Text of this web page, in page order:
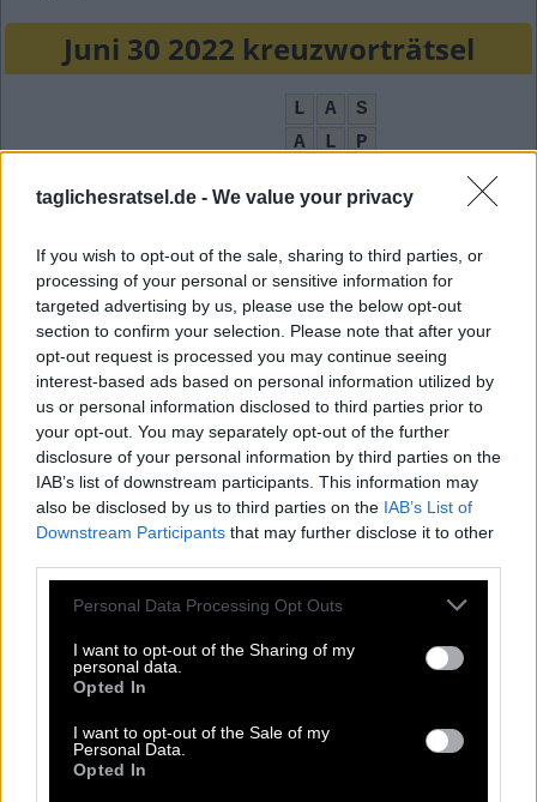
taglichesratsel.de - We value your privacy
If you wish to opt-out of the sale, sharing to third parties, or
processing of your personal or sensitive information for
targeted advertising by us, please use the below opt-out
section to confirm your selection. Please note that after your
opt-out request is processed you may continue seeing
interest-based ads based on personal information utilized by
us or personal information disclosed to third parties prior to
your opt-out. You may separately opt-out of the further
disclosure of your personal information by third parties on the
IAB’s list of downstream participants. This information may
also be disclosed by us to third parties on the IAB’s List of
Downstream Participants that may further disclose it to other
Personal Data Processing Opt Outs
I want to opt-out of the Sharing of my
personal data.
Opted In
I want to opt-out of the Sale of my
Personal Data.
Opted In
Juni 30 2022 kreuzworträtsel
L A
S
A
L
P
P
U E G E
L
E
L M
O
I
L
E
L
O L
__ Gump, will im Film immer wieder Jenny retten:
F
O R R E S
T
Figur aus der Sesamstraße, hat rotes Fell:
E
L M
O
Bergweide in der Schweiz und in Österreich:
__ Palmas, größte Stadt auf Gran Canaria
A
S
Internetausdruck für lautes Auflachen